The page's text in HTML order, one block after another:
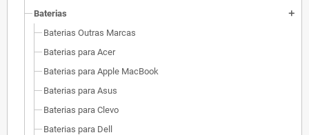
Baterias
add
Baterias Outras Marcas
Baterias para Acer
Baterias para Apple MacBook
Baterias para Asus
Baterias para Clevo
Baterias para Dell